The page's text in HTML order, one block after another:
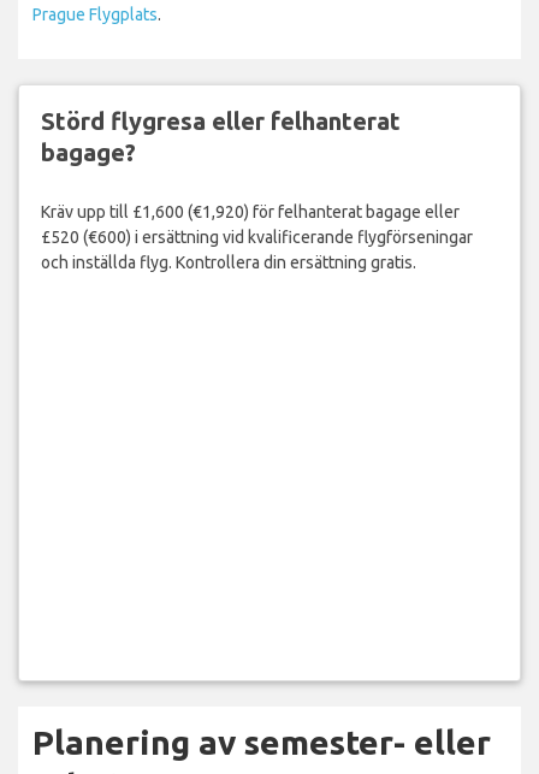
Prague Flygplats.
Störd flygresa eller felhanterat
bagage?
Kräv upp till £1,600 (€1,920) för felhanterat bagage eller
£520 (€600) i ersättning vid kvalificerande flygförseningar
och inställda flyg. Kontrollera din ersättning gratis.
Planering av semester- eller